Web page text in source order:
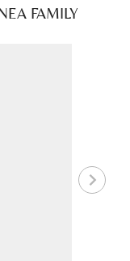
FAMILY